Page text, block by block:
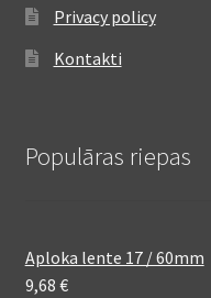
Privacy policy
Kontakti
Populāras riepas
Aploka lente 17 / 60mm
9,68 €